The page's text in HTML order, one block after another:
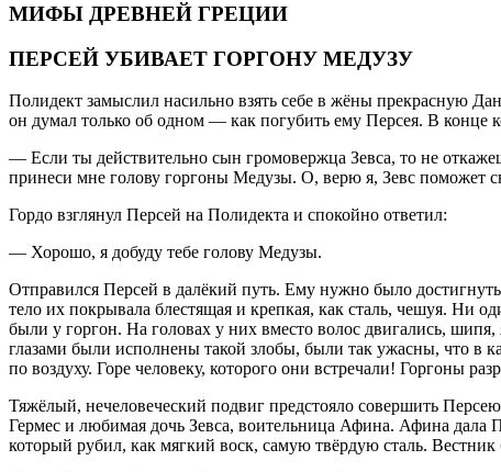
МИФЫ ДРЕВНЕЙ ГРЕЦИИ
ПЕРСЕЙ УБИВАЕТ ГОРГОНУ МЕДУЗУ
Полидект замыслил насильно взять себе в жёны прекрасную
он думал только об одном — как погубить ему Персея. В конце
— Если ты действительно сын громовержца Зевса, то не
принеси мне голову горгоны Медузы. О, верю я, Зевс поможет
Гордо взглянул Персей на Полидекта и спокойно ответил:
— Хорошо, я добуду тебе голову Медузы.
Отправился Персей в далёкий путь. Ему нужно было
тело их покрывала блестящая и крепкая, как сталь, чешуя. Ни
были у горгон. На головах у них вместо волос двигались,
глазами были исполнены такой злобы, были так ужасны, что в
по воздуху. Горе человеку, которого они встречали! Горгоны
Тяжёлый, нечеловеческий подвиг предстояло совершить
Гермес и любимая дочь Зевса, воительница Афина. Афина дала
который рубил, как мягкий воск, самую твёрдую сталь.